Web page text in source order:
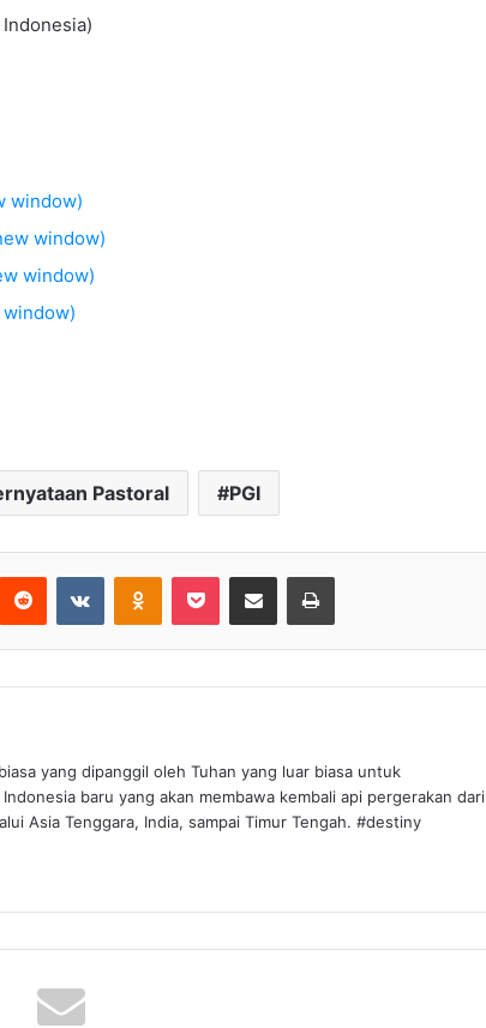
window)
window)
window)
Pastoral PGI
yang dipanggil oleh Tuhan yang luar biasa untuk
baru yang akan membawa kembali api pergerakan dari
Asia Tenggara, India, sampai Timur Tengah. #destiny